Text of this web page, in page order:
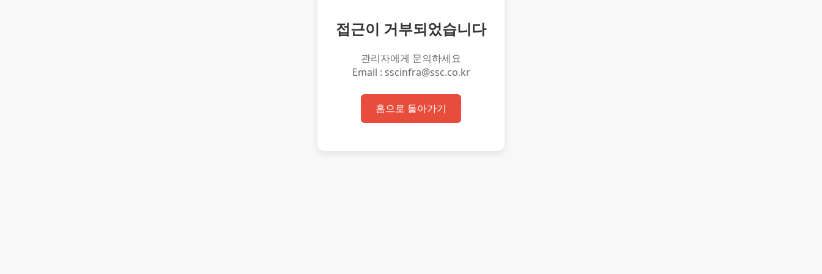
접근이 거부되었습니다
관리자에게 문의하세요
Email : sscinfra@ssc.co.kr
홈으로 돌아가기